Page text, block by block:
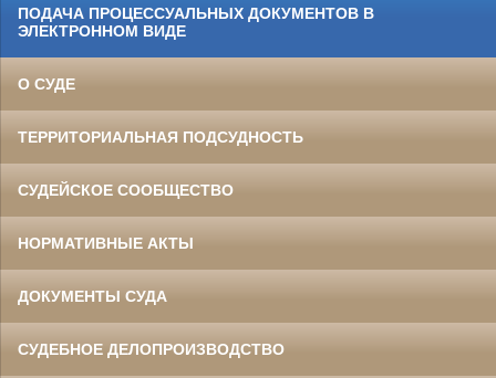
ПОДАЧА ПРОЦЕССУАЛЬНЫХ ДОКУМЕНТОВ В
ЭЛЕКТРОННОМ ВИДЕ
О СУДЕ
ТЕРРИТОРИАЛЬНАЯ ПОДСУДНОСТЬ
СУДЕЙСКОЕ СООБЩЕСТВО
НОРМАТИВНЫЕ АКТЫ
ДОКУМЕНТЫ СУДА
СУДЕБНОЕ ДЕЛОПРОИЗВОДСТВО